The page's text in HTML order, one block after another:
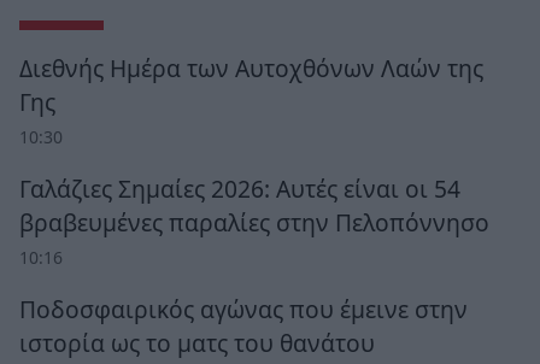
Διεθνής Ημέρα των Αυτοχθόνων Λαών της
Γης
10:30
Γαλάζιες Σημαίες 2026: Αυτές είναι οι 54
βραβευμένες παραλίες στην Πελοπόννησο
10:16
Ποδοσφαιρικός αγώνας που έμεινε στην
ιστορία ως το ματς του θανάτου